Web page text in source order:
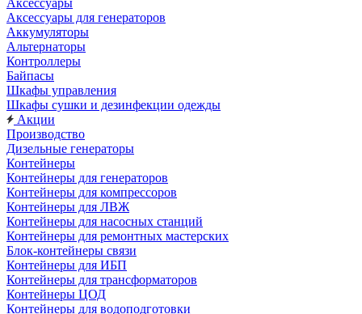
Аксессуары
Аксессуары для генераторов
Аккумуляторы
Альтернаторы
Контроллеры
Байпасы
Шкафы управления
Шкафы сушки и дезинфекции одежды
Акции
Производство
Дизельные генераторы
Контейнеры
Контейнеры для генераторов
Контейнеры для компрессоров
Контейнеры для ЛВЖ
Контейнеры для насосных станций
Контейнеры для ремонтных мастерских
Блок-контейнеры связи
Контейнеры для ИБП
Контейнеры для трансформаторов
Контейнеры ЦОД
Контейнеры для водоподготовки